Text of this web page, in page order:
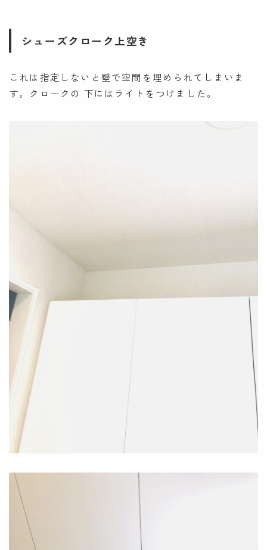
シューズクローク上空き
これは指定しないと壁で空間を埋められてしまいま
す。クロークの 下にはライトをつけました。